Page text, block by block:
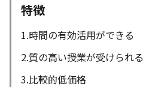
特徴
1.時間の有効活用ができる
2.質の高い授業が受けられる
3.比較的低価格